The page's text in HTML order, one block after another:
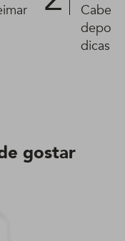
depois
dicas
gostar